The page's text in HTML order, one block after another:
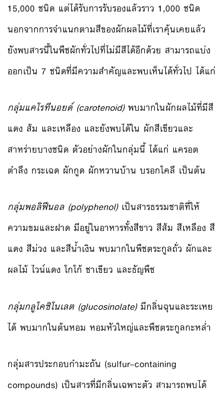
15,000 ชนิด แต่ได้รับการรับรองแล้วราว 1,000 ชนิด
นอกจากการจำแนกตามสีของผักผลไม้ที่เราคุ้นเคยแล้ว
ยังพบสารนี้ในพืชผักทั่วไปที่ไม่มีสีได้อีกด้วย สามารถแบ่ง
ออกเป็น 7 ชนิดที่มีความสำคัญและพบเห็นได้ทั่วไป ได้แก่
กลุ่มแคโรทีนอยด์ (carotenoid)พบมากในผักผลไม้ที่มีสี
แดง ส้ม และเหลือง และยังพบได้ใน ผักสีเขียวและ
สาหร่ายบางชนิด ตัวอย่างผักในกลุ่มนี้ ได้แก่ แครอต
ตำลึง กระเฉด ผักกูด ผักหวานบ้าน บรอกโคลี เป็นต้น
กลุ่มพอลิฟีนอล (polyphenol)เป็นสารธรรมชาติที่ให้
ความขมและฝาด มีอยู่ในอาหารทั้งสีขาว สีส้ม สีเหลือง สี
แดง สีม่วง และสีน้ำเงิน พบมากในพืชตระกูลถั่ว ผักและ
ผลไม้ ไวน์แดง โกโก้ ชาเขียว และธัญพืช
กลุ่มกลูโคซิโนเลต (glucosinolate)มีกลิ่นฉุนและระเหย
ได้ พบมากในต้นหอม หอมหัวใหญ่และพืชตระกูลกะหล่ำ
กลุ่มสารประกอบกำมะถัน (sulfur–containing
compounds) เป็นสารที่มีกลิ่นเฉพาะตัว สามารถพบได้